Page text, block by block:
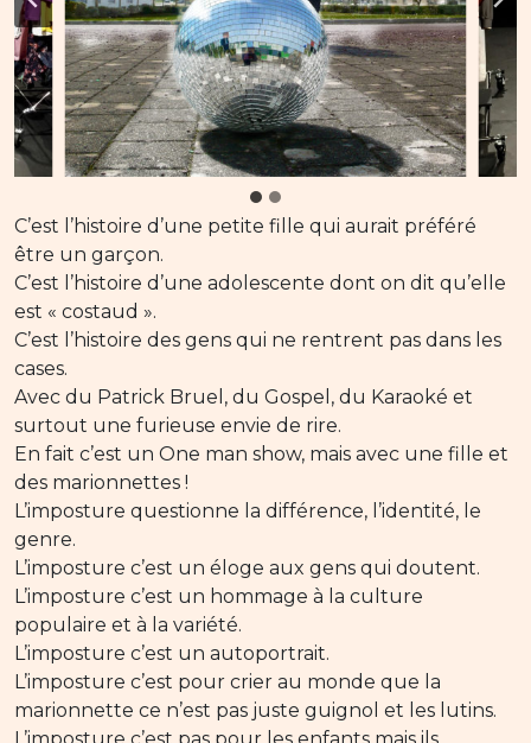
C’est l’histoire d’une petite fille qui aurait préféré
être un garçon.
C’est l’histoire d’une adolescente dont on dit qu’elle
est « costaud ».
C’est l’histoire des gens qui ne rentrent pas dans les
cases.
Avec du Patrick Bruel, du Gospel, du Karaoké et
surtout une furieuse envie de rire.
En fait c’est un One man show, mais avec une fille et
des marionnettes !
L’imposture questionne la différence, l’identité, le
genre.
L’imposture c’est un éloge aux gens qui doutent.
L’imposture c’est un hommage à la culture
populaire et à la variété.
L’imposture c’est un autoportrait.
L’imposture c’est pour crier au monde que la
marionnette ce n’est pas juste guignol et les lutins.